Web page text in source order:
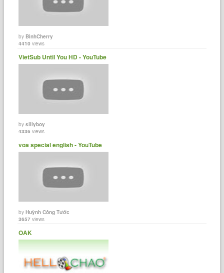
by BinhCherry
4410 views
VietSub Until You HD - YouTube
bysillyboy
4336 views
voa special english - YouTube
byHuỳnh Công Tước
3657 views
OAK